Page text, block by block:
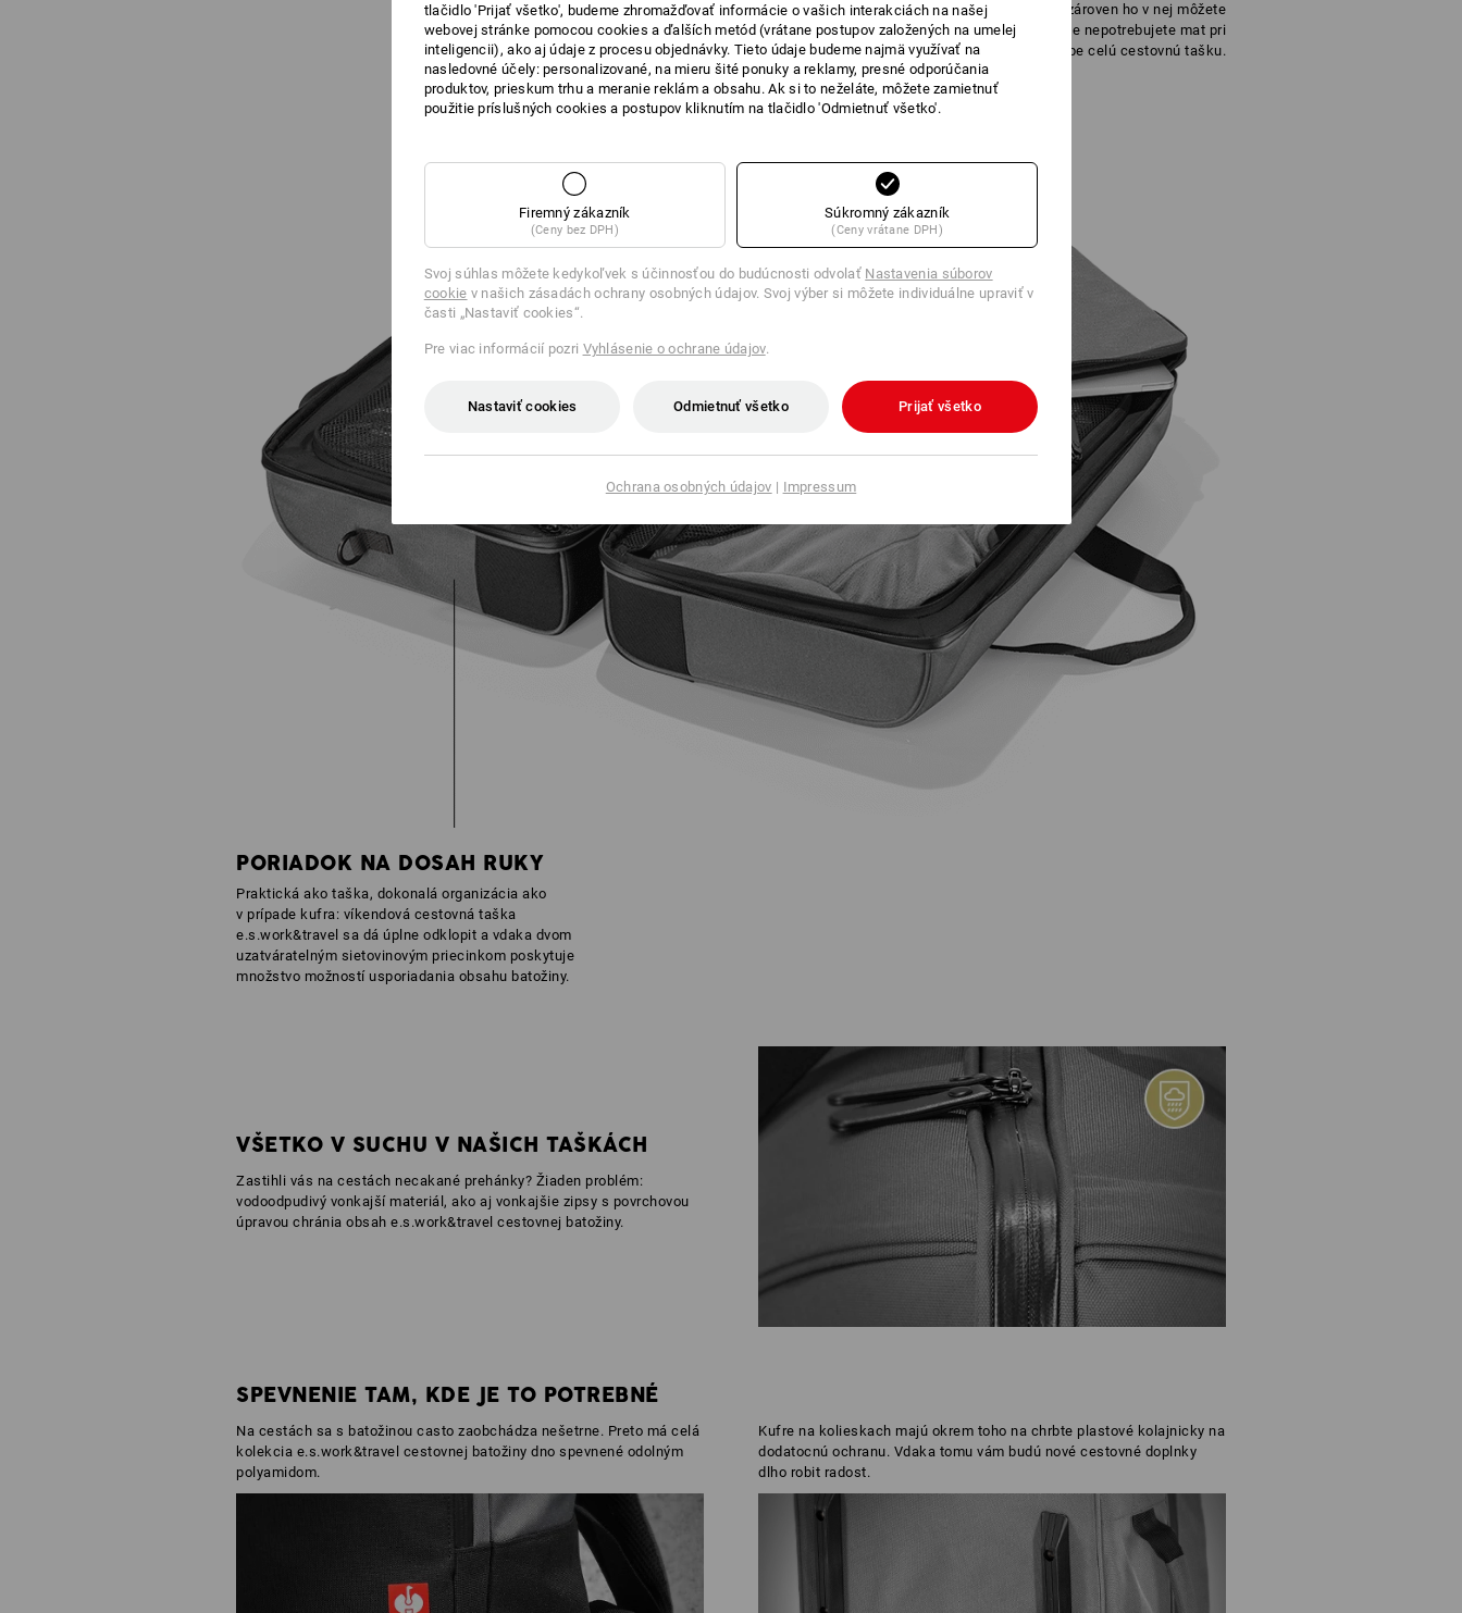
uschovat zariadenie a zároven ho v nej môžete
samostatne prenášat, ked práve nepotrebujete mat pri
sebe celú cestovnú tašku.
PORIADOK NA DOSAH RUKY
Praktická ako taška, dokonalá organizácia ako
v prípade kufra: víkendová cestovná taška
e.s.work&travel sa dá úplne odklopit a vdaka dvom
uzatváratelným sietovinovým priecinkom poskytuje
množstvo možností usporiadania obsahu batožiny.
VŠETKO V SUCHU V NAŠICH TAŠKÁCH
Zastihli vás na cestách necakané prehánky? Žiaden problém:
vodoodpudivý vonkajší materiál, ako aj vonkajšie zipsy s povrchovou
úpravou chránia obsah e.s.work&travel cestovnej batožiny.
SPEVNENIE TAM, KDE JE TO POTREBNÉ
Na cestách sa s batožinou casto zaobchádza nešetrne. Preto má celá
kolekcia e.s.work&travel cestovnej batožiny dno spevnené odolným
polyamidom.
Kufre na kolieskach majú okrem toho na chrbte plastové kolajnicky na
dodatocnú ochranu. Vdaka tomu vám budú nové cestovné doplnky
dlho robit radost.
tlačidlo 'Prijať všetko', budeme zhromažďovať informácie o vašich interakciách na našej
webovej stránke pomocou cookies a ďalších metód (vrátane postupov založených na umelej
inteligencii), ako aj údaje z procesu objednávky. Tieto údaje budeme najmä využívať na
nasledovné účely: personalizované, na mieru šité ponuky a reklamy, presné odporúčania
produktov, prieskum trhu a meranie reklám a obsahu. Ak si to neželáte, môžete zamietnuť
použitie príslušných cookies a postupov kliknutím na tlačidlo 'Odmietnuť všetko'.
Firemný zákazník
(Ceny bez DPH)
Súkromný zákazník
(Ceny vrátane DPH)
Svoj súhlas môžete kedykoľvek s účinnosťou do budúcnosti odvolať Nastavenia súborov
cookie v našich zásadách ochrany osobných údajov. Svoj výber si môžete individuálne upraviť v
časti „Nastaviť cookies“.
Pre viac informácií pozri Vyhlásenie o ochrane údajov.
Nastaviť cookies Odmietnuť všetko Prijať všetko
Ochrana osobných údajov | Impressum